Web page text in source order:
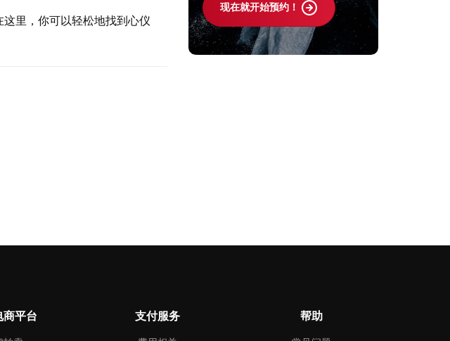
里，你可以轻松地找到心仪
现在就开始预约！
商平台 支付服务 帮助